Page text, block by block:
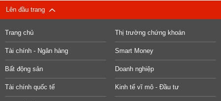
Lên đầu trang
Trang chủ Thị trường chứng khoán
Tài chính - Ngân hàng Smart Money
Bất động sản Doanh nghiệp
Tài chính quốc tế Kinh tế vĩ mô - Đầu tư